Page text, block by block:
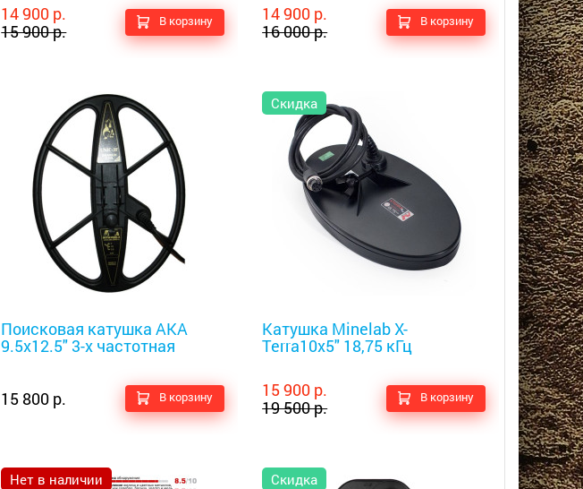
14 900 р.
15 900 р.
В корзину
14 900 р.
16 000 р.
В корзину
Поисковая катушка АКА
9.5х12.5" 3-х частотная
15 800 р. В корзину
Скидка
Катушка Minelab X-
Terra10х5" 18,75 кГц
15 900 р.
19 500 р.
В корзину
Нет в наличии Скидка